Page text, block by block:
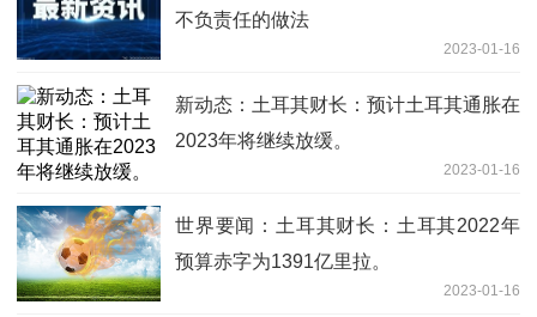
不负责任的做法
2023-01-16
新动态：土耳其财长：预计土耳其通胀在
2023年将继续放缓。
2023-01-16
世界要闻：土耳其财长：土耳其2022年
预算赤字为1391亿里拉。
2023-01-16